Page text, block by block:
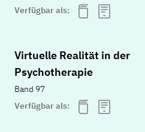
Verfügbar als:
Virtuelle Realität in der
Psychotherapie
Band 97
Verfügbar als: